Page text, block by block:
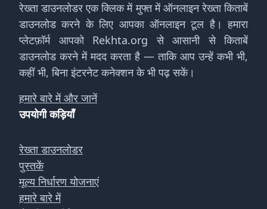
रेख्ता डाउनलोडर एक क्लिक में मुफ्त में ऑनलाइन रेख्ता किताबें
डाउनलोड करने के लिए आपका ऑनलाइन टूल है। हमारा
प्लेटफ़ॉर्म आपको Rekhta.org से आसानी से किताबें
डाउनलोड करने में मदद करता है — ताकि आप उन्हें कभी भी,
कहीं भी, बिना इंटरनेट कनेक्शन के भी पढ़ सकें।
हमारे बारे में और जानें
उपयोगी कड़ियाँ
रेख्ता डाउनलोडर
पुस्तकें
मूल्य निर्धारण योजनाएं
हमारे बारे में